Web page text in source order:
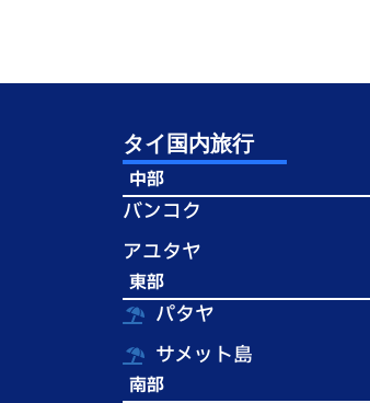
タイ国内旅行
中部
バンコク
アユタヤ
東部
パタヤ
サメット島
南部